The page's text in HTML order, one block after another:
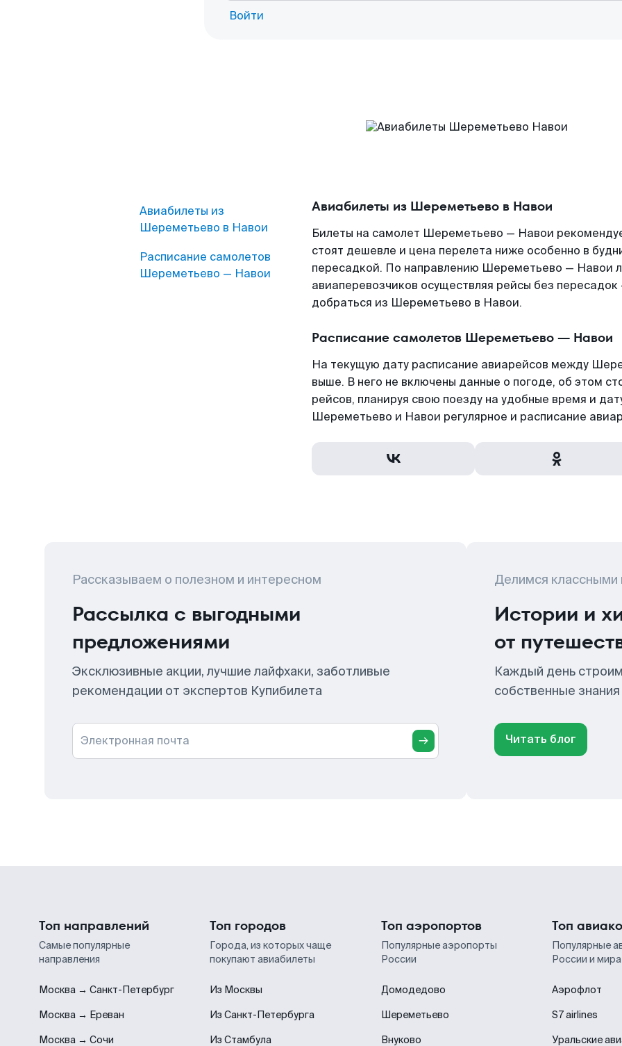
Войти
Авиабилеты из
Шереметьево в Навои
Расписание самолетов
Шереметьево — Навои
Авиабилеты из Шереметьево в Навои
Билеты на самолет Шереметьево — Навои
стоят дешевле и цена перелета ниже особенно в
пересадкой. По направлению Шереметьево — Навои
авиаперевозчиков осуществляя рейсы без
добраться из Шереметьево в Навои.
Расписание самолетов Шереметьево — Навои
На текущую дату расписание авиарейсов между
выше. В него не включены данные о погоде, об этом
рейсов, планируя свою поезду на удобные время и
Шереметьево и Навои регулярное и расписание
Рассказываем о полезном и интересном
Рассылка с выгодными
предложениями
Эксклюзивные акции, лучшие лайфхаки, заботливые
рекомендации от экспертов Купибилета
Электронная почта
Делимся классными
Истории и
от
Каждый день
собственные
Читать блог
Топ направлений
Самые популярные
направления
Москва → Санкт-Петербург
Москва → Ереван
Москва → Сочи
Топ городов
Города, из которых чаще
покупают авиабилеты
Из Москвы
Из Санкт-Петербурга
Из Стамбула
Топ аэропортов
Популярные аэропорты
России
Домодедово
Шереметьево
Внуково
Топ
Популярные
России и мира
Аэрофлот
S7 airlines
Уральские